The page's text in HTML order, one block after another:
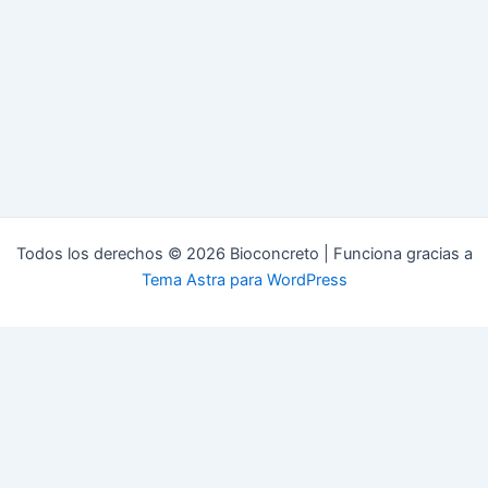
Todos los derechos © 2026 Bioconcreto | Funciona gracias a
Tema Astra para WordPress